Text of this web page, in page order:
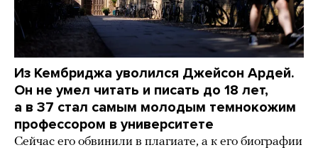
Из Кембриджа уволился Джейсон Ардей.
Он не умел читать и писать до 18 лет,
а в 37 стал самым молодым темнокожим
профессором в университете
Сейчас его обвинили в плагиате, а к его биографии